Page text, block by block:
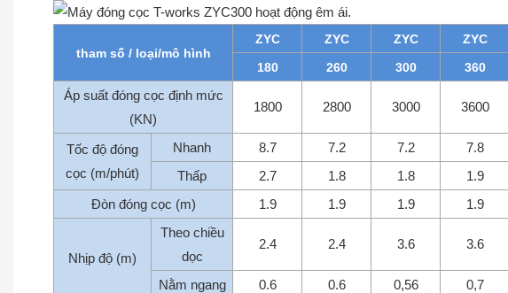
tham số / loại/mô hình
ZYC ZYC ZYC ZYC
180
260 300 360
Áp suất đóng cọc định mức
(KN)
1800 2800 3000 3600
Tốc độ đóng
cọc (m/phút)
Nhanh 8.7 7.2 7.2 7.8
Thấp
2.7 1.8 1.8 1.9
Đòn đóng cọc (m)
1.9 1.9 1.9 1.9
Nhịp độ (m)
Theo chiều
dọc
2.4 2.4 3.6 3.6
Nằm ngang 0.6 0.6 0,56 0,7